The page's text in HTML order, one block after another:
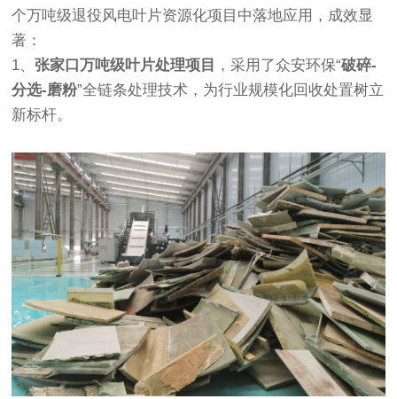
个万吨级退役风电叶片资源化项目中落地应用，成效显
著：
1、张家口万吨级叶片处理项目 ，采用了众安环保“破碎-
分选-磨粉”全链条处理技术，为行业规模化回收处置树立
新标杆。